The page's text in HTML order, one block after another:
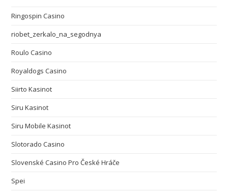
Ringospin Casino
riobet_zerkalo_na_segodnya
Roulo Casino
Royaldogs Casino
Siirto Kasinot
Siru Kasinot
Siru Mobile Kasinot
Slotorado Casino
Slovenské Casino Pro České Hráče
Spei